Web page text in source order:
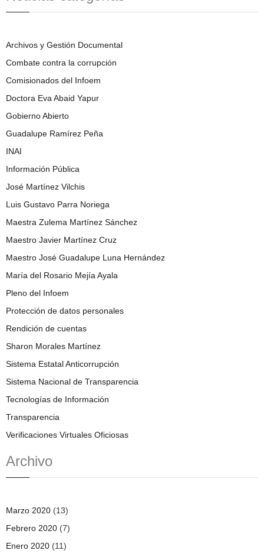
Archivos y Gestión Documental
Combate contra la corrupción
Comisionados del Infoem
Doctora Eva Abaid Yapur
Gobierno Abierto
Guadalupe Ramírez Peña
INAI
Información Pública
José Martínez Vilchis
Luis Gustavo Parra Noriega
Maestra Zulema Martínez Sánchez
Maestro Javier Martínez Cruz
Maestro José Guadalupe Luna Hernández
María del Rosario Mejía Ayala
Pleno del Infoem
Protección de datos personales
Rendición de cuentas
Sharon Morales Martínez
Sistema Estatal Anticorrupción
Sistema Nacional de Transparencia
Tecnologías de Información
Transparencia
Verificaciones Virtuales Oficiosas
Archivo
Marzo 2020 (13)
Febrero 2020 (7)
Enero 2020 (11)